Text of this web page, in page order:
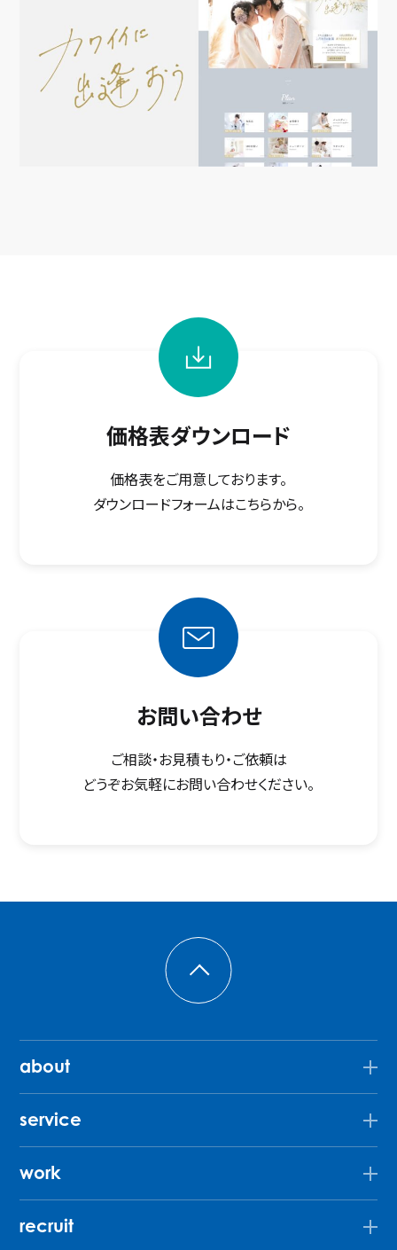
価格表ダウンロード
価格表をご用意しております。
ダウンロードフォームはこちらから。
お問い合わせ
ご相談・お見積もり・ご依頼は
どうぞお気軽にお問い合わせください。
about
service
work
recruit